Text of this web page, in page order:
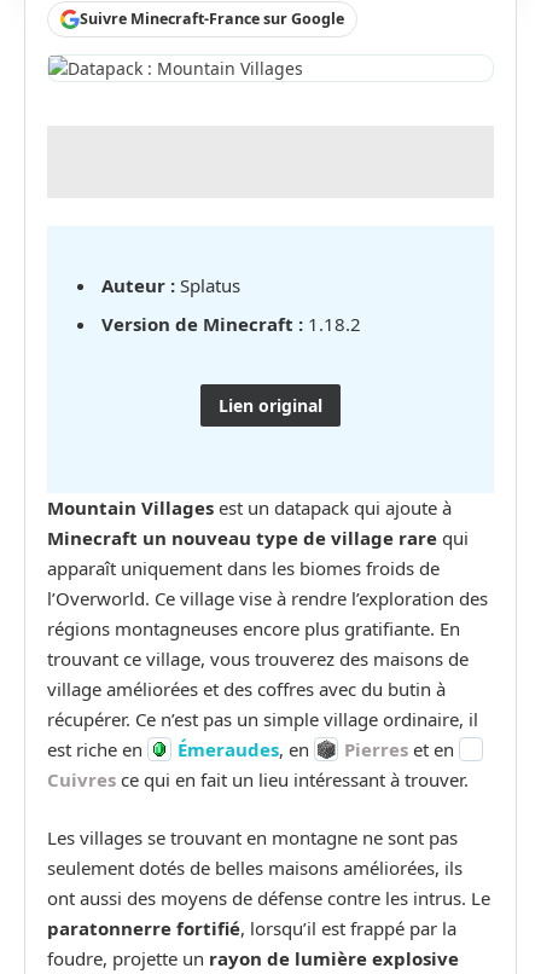
Suivre Minecraft-France sur Google
Auteur : Splatus
Version de Minecraft : 1.18.2
Lien original
Mountain Villages est un datapack qui ajoute à
Minecraft un nouveau type de village rare qui
apparaît uniquement dans les biomes froids de
l’Overworld. Ce village vise à rendre l’exploration des
régions montagneuses encore plus gratifiante. En
trouvant ce village, vous trouverez des maisons de
village améliorées et des coffres avec du butin à
récupérer. Ce n’est pas un simple village ordinaire, il
est riche en
Émeraudes, en Pierres et en
Cuivres ce qui en fait un lieu intéressant à trouver.
Les villages se trouvant en montagne ne sont pas
seulement dotés de belles maisons améliorées, ils
ont aussi des moyens de défense contre les intrus. Le
paratonnerre fortifié, lorsqu’il est frappé par la
foudre, projette un rayon de lumière explosive